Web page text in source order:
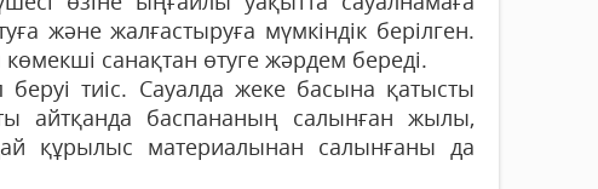
және жалғастыруға мүмкіндік берілген.
санақ­тан өтуге жәрдем береді.
тиіс. Сауалда жеке басына қатысты
айтқанда баспананың салынған жылы,
құрылыс материалынан салынғаны да